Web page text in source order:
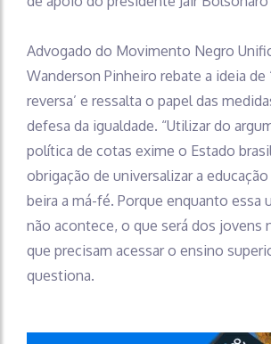
Advogado do Movimento Negro
Wanderson Pinheiro rebate a ideia de
reversa’ e ressalta o papel das
defesa da igualdade. “Utilizar do
política de cotas exime o Estado
obrigação de universalizar a
beira a má-fé. Porque enquanto essa
não acontece, o que será dos jovens
que precisam acessar o ensino
questiona.